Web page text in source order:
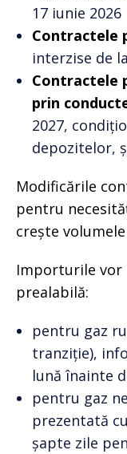
17 iunie 2026
Contractele
interzise de
Contractele
prin
2027,
depozitelor,
Modificările
pentru
crește
Importurile vor
prealabilă:
pentru gaz
tranziție),
lună înainte
pentru gaz
prezentată
șapte zile